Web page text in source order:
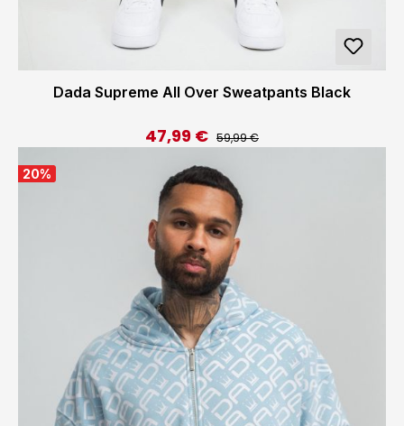
Dada Supreme All Over Sweatpants Black
Verkaufspreis:
47,99 € Regulärer Preis:
59,99 €
20%